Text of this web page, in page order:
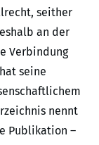
seither
an der
Verbindung
seine
nennt
Publikation –